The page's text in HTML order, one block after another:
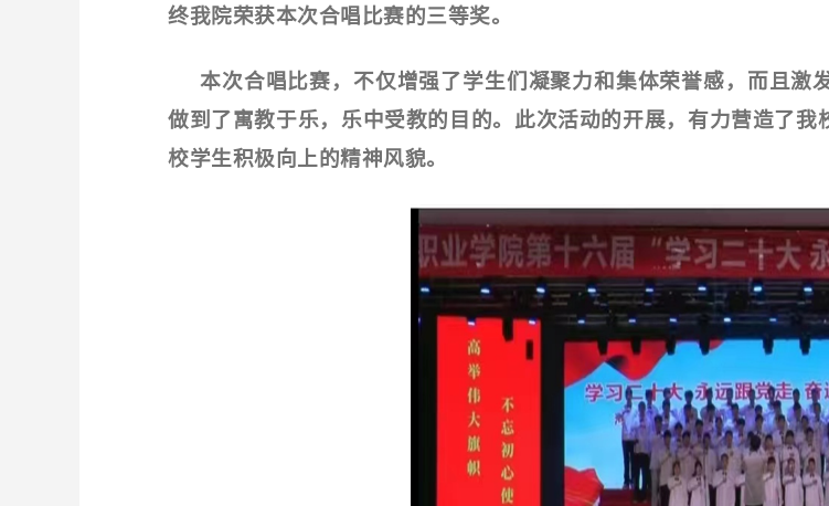
终我院荣获本次合唱比赛的三等奖。
本次合唱比赛，不仅增强了学生们凝聚力和集体荣誉感，而且激
做到了寓教于乐，乐中受教的目的。此次活动的开展，有力营造了
校学生积极向上的精神风貌。